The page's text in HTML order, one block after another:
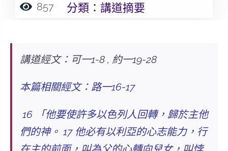
857 分類：講道摘要
講道經文：可一1-8 , 約一19-28
本篇相關經文：路一16-17
16 「他要使許多以色列人回轉，歸於主他
們的神。 17 他必有以利亞的心志能力，行